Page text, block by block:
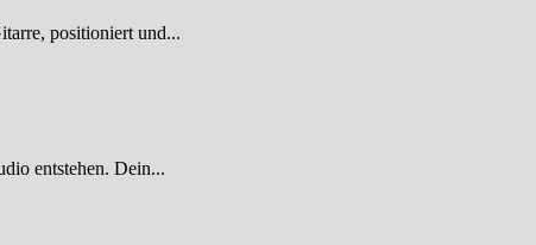
positioniert und...
entstehen. Dein...